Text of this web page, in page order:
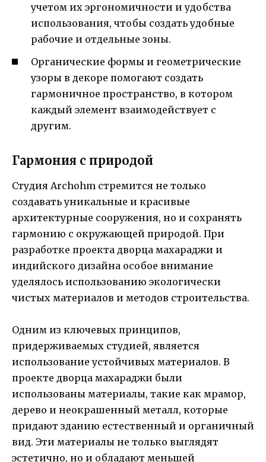
учетом их эргономичности и удобства
использования, чтобы создать удобные
рабочие и отдельные зоны.
Органические формы и геометрические
узоры в декоре помогают создать
гармоничное пространство, в котором
каждый элемент взаимодействует с
другим.
Гармония с природой
Студия Archohm стремится не только
создавать уникальные и красивые
архитектурные сооружения, но и сохранять
гармонию с окружающей природой. При
разработке проекта дворца махараджи и
индийского дизайна особое внимание
уделялось использованию экологически
чистых материалов и методов строительства.
Одним из ключевых принципов,
придерживаемых студией, является
использование устойчивых материалов. В
проекте дворца махараджи были
использованы материалы, такие как мрамор,
дерево и неокрашенный металл, которые
придают зданию естественный и органичный
вид. Эти материалы не только выглядят
эстетично, но и обладают меньшей